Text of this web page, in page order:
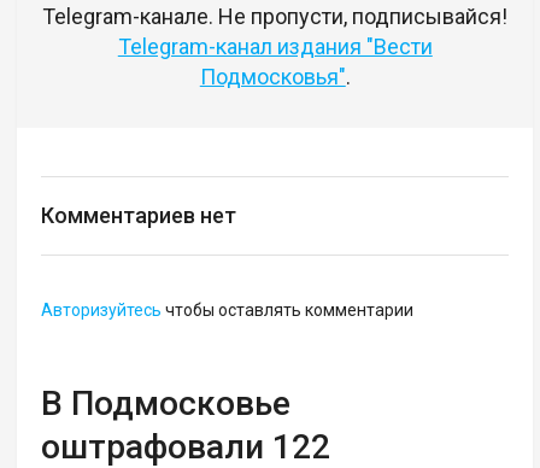
Telegram-канале. Не пропусти, подписывайся!
Telegram-канал издания "Вести
Подмосковья".
Комментариев нет
Авторизуйтесь чтобы оставлять комментарии
В Подмосковье
оштрафовали 122